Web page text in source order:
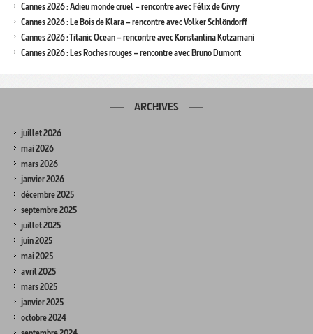
Cannes 2026 : Adieu monde cruel – rencontre avec Félix de Givry
Cannes 2026 : Le Bois de Klara – rencontre avec Volker Schlöndorff
Cannes 2026 : Titanic Ocean – rencontre avec Konstantina Kotzamani
Cannes 2026 : Les Roches rouges – rencontre avec Bruno Dumont
ARCHIVES
juillet 2026
mai 2026
mars 2026
janvier 2026
décembre 2025
septembre 2025
juillet 2025
juin 2025
mai 2025
avril 2025
mars 2025
janvier 2025
octobre 2024